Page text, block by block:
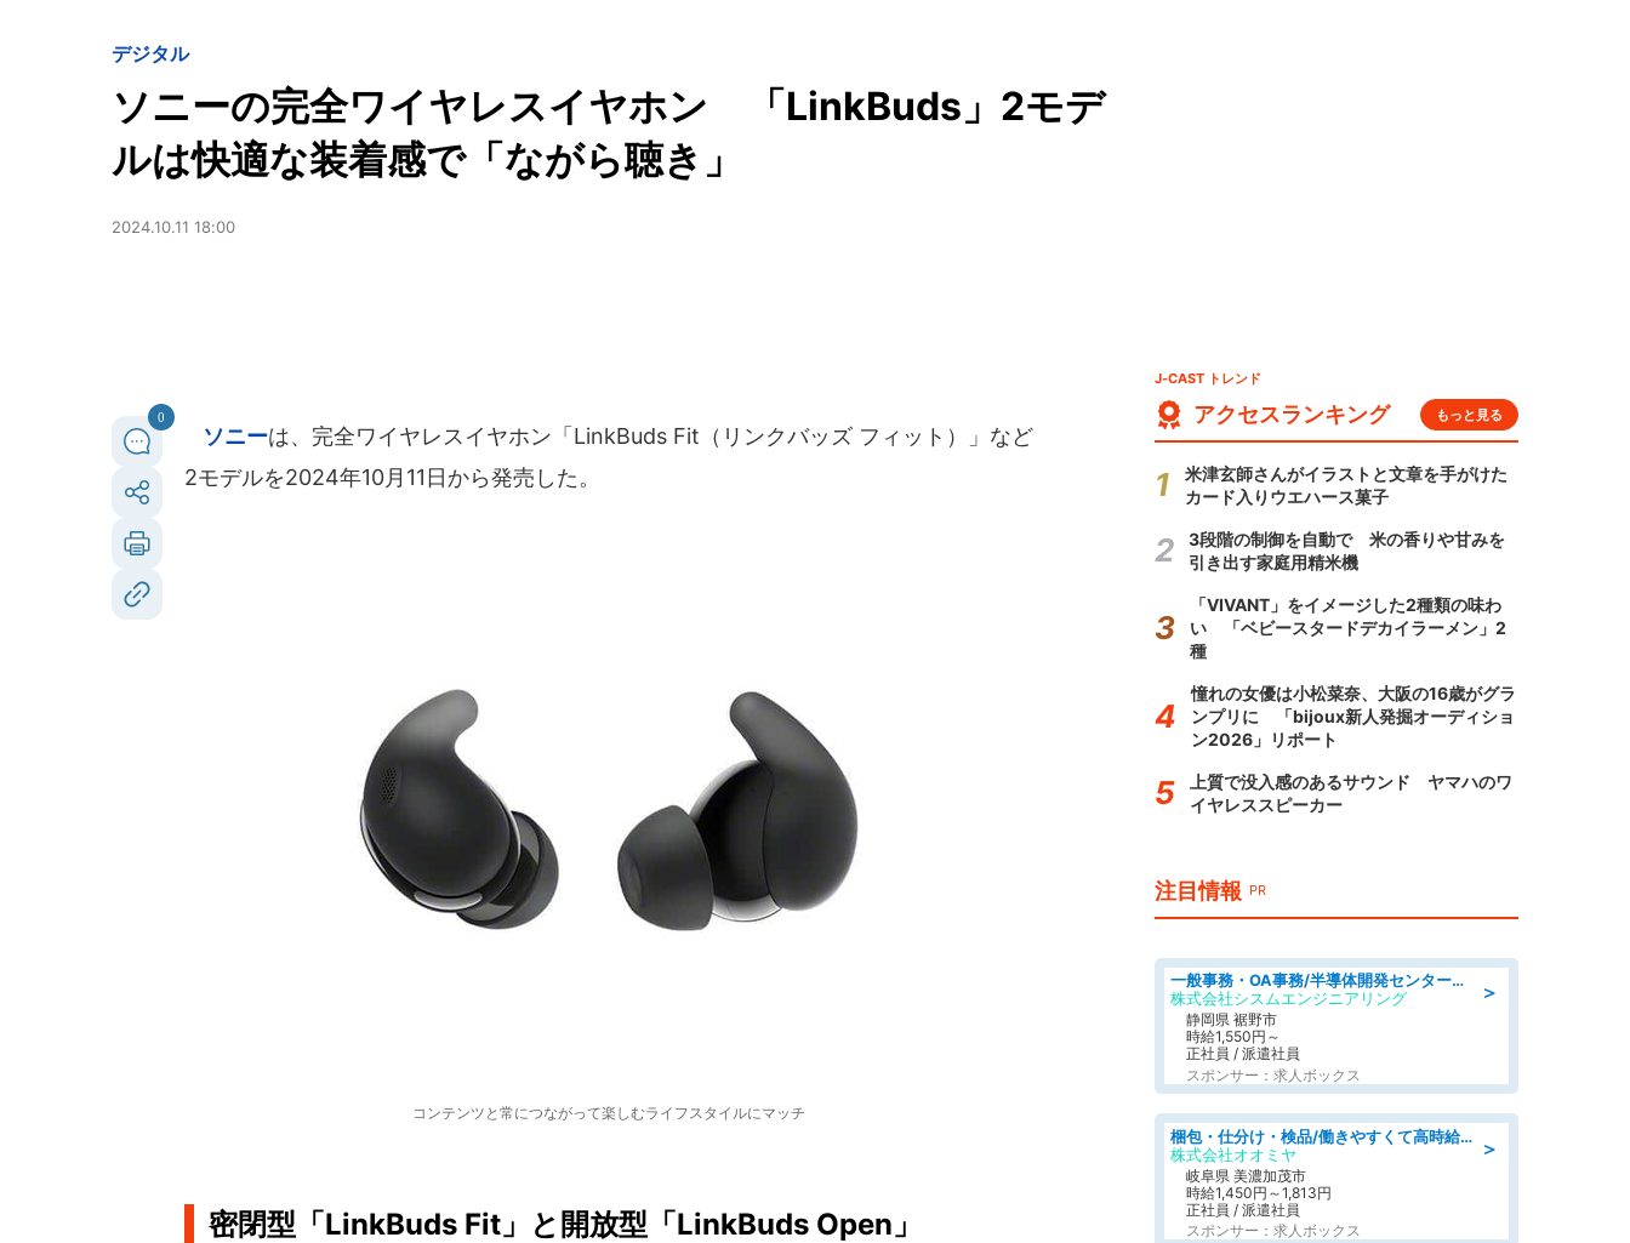
デジタル
ソニーの完全ワイヤレスイヤホン 「LinkBuds」2モデ
ルは快適な装着感で「ながら聴き」
2024.10.11 18:00
0
ソニーは、完全ワイヤレスイヤホン「LinkBuds Fit（リンクバッズ フィット）」など
2モデルを2024年10月11日から発売した。
コンテンツと常につながって楽しむライフスタイルにマッチ
密閉型「LinkBuds Fit」と開放型「LinkBuds Open」
J-CAST トレンド
アクセスランキング もっと見る
米津玄師さんがイラストと文章を手がけた
カード入りウエハース菓子
3段階の制御を自動で 米の香りや甘みを
引き出す家庭用精米機
「VIVANT」をイメージした2種類の味わ
い 「ベビースタードデカイラーメン」2
種
憧れの女優は小松菜奈、大阪の16歳がグラ
ンプリに 「bijoux新人発掘オーディショ
ン2026」リポート
上質で没入感のあるサウンド ヤマハのワ
イヤレススピーカー
注目情報 PR
＞
一般事務・OA事務/半導体開発センター内で事務&軽作業スタッフ、募集
株式会社シスムエンジニアリング
静岡県 裾野市
時給1,550円～
正社員 / 派遣社員
スポンサー：求人ボックス
＞
梱包・仕分け・検品/働きやすくて高時給の仕分け作業長期休暇充実/残業なし
株式会社オオミヤ
岐阜県 美濃加茂市
時給1,450円～1,813円
正社員 / 派遣社員
スポンサー：求人ボックス